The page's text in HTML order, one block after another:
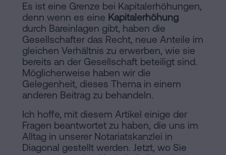
Es ist eine Grenze bei Kapitalerhöhungen,
denn wenn es eine Kapitalerhöhung
durch Bareinlagen gibt, haben die
Gesellschafter das Recht, neue Anteile im
gleichen Verhältnis zu erwerben, wie sie
bereits an der Gesellschaft beteiligt sind.
Möglicherweise haben wir die
Gelegenheit, dieses Thema in einem
anderen Beitrag zu behandeln.
Ich hoffe, mit diesem Artikel einige der
Fragen beantwortet zu haben, die uns im
Alltag in unserer Notariatskanzlei in
Diagonal gestellt werden. Jetzt, wo Sie